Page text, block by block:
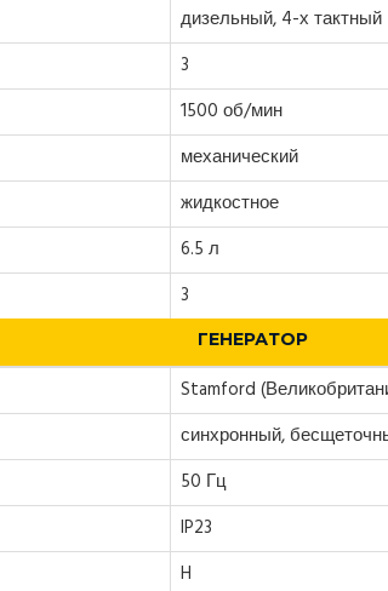
дизельный, 4-х тактный
3
1500 об/мин
механический
жидкостное
6.5 л
3
ГЕНЕРАТОР
Stamford
синхронный,
50 Гц
IP23
H